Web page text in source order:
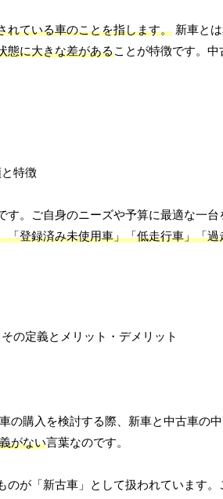
れている車のことを指します。 新車と
態に大きな差があることが特徴です。中
。ご自身のニーズや予算に最適な一
「登録済み未使用車」「低走行車」「
の購入を検討する際、新車と中古車の
がない言葉なのです。
のが「新古車」として扱われています